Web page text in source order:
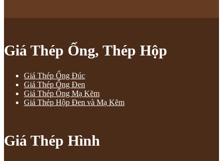
Giá Thép Ống, Thép Hộp
Giá Thép Ống Đúc
Giá Thép Ống Đen
Giá Thép Ống Mạ Kẽm
Giá Thép Hộp Đen và Mạ Kẽm
Giá Thép Hình